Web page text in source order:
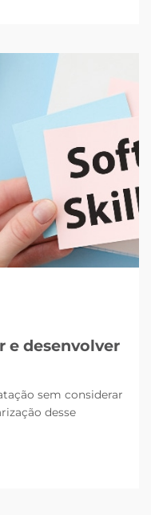
e desenvolver
sem considerar
desse